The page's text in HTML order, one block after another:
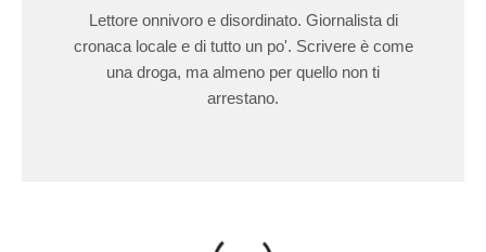
Lettore onnivoro e disordinato. Giornalista di
cronaca locale e di tutto un po'. Scrivere è come
una droga, ma almeno per quello non ti
arrestano.